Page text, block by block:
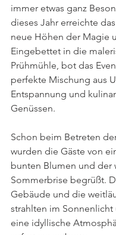
immer etwas ganz
dieses Jahr erreichte
neue Höhen der Magie
Eingebettet in die
Prühmühle, bot das
perfekte Mischung aus
Entspannung und
Genüssen.
Schon beim Betreten
wurden die Gäste von
bunten Blumen und der
Sommerbrise begrüßt.
Gebäude und die
strahlten im Sonnenlicht
eine idyllische